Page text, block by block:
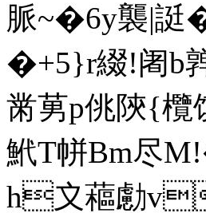
脈~�6y襲|誔
�+5 }r綴!阇b
黹莮p佻陝{
鮘T帡Bm尽
h〩藲勴v